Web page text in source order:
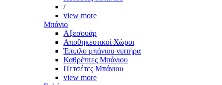
/
view more
Μπάνιο
Αξεσουάρ
Αποθηκευτικοί Χώροι
Έπιπλο μπάνιου νιπτήρα
Καθρέπτες Μπάνιου
Πετσέτες Μπάνιου
view more